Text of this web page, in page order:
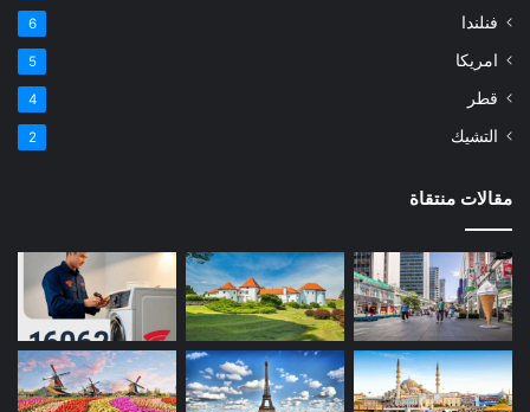
فنلندا 6
امريكا 5
قطر 4
التشيك 2
مقالات منتقاة